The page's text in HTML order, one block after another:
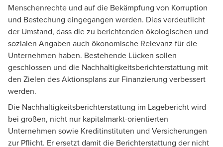
Menschenrechte und auf die Bekämpfung von Korruption
und Bestechung eingegangen werden. Dies verdeutlicht
der Umstand, dass die zu berichtenden ökologischen und
sozialen Angaben auch ökonomische Relevanz für die
Unternehmen haben. Bestehende Lücken sollen
geschlossen und die Nachhaltigkeitsberichterstattung mit
den Zielen des Aktionsplans zur Finanzierung verbessert
werden.
Die Nachhaltigkeitsberichterstattung im Lagebericht wird
bei großen, nicht nur kapitalmarkt-orientierten
Unternehmen sowie Kreditinstituten und Versicherungen
zur Pflicht. Er ersetzt damit die Berichterstattung der nicht